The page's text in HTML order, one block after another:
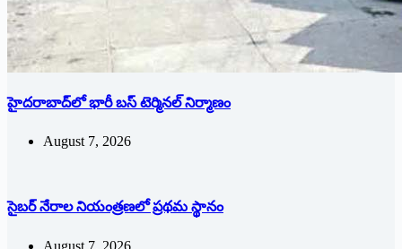
హైదరాబాద్‌లో భారీ బస్‌ ‌టెర్మినల్‌ ‌నిర్మాణం
August 7, 2026
సైబర్ నేరాల నియంత్రణలో ప్రథమ స్థానం
August 7, 2026